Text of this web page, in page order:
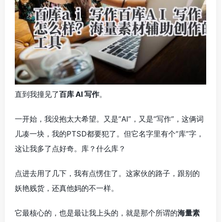
直到我撞见了百库 AI 写作。
一开始，我没抱太大希望。又是“AI”，又是“写作”，这俩词
儿凑一块，我的PTSD都要犯了。但它名字里有个“库”字，
这让我多了点好奇。库？什么库？
点进去用了几下，我有点愣住了。这家伙的路子，跟别的
妖艳贱货，还真他妈的不一样。
它最核心的，也是最让我上头的，就是那个所谓的海量素